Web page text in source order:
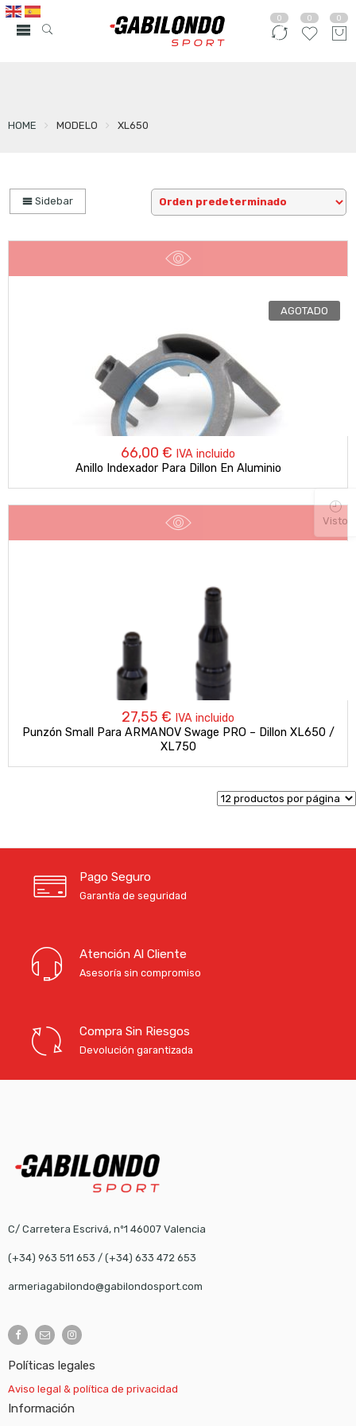
0 0 0
HOME MODELO XL650
Sidebar
AGOTADO
66,00 € IVA incluido
Anillo Indexador Para Dillon En Aluminio
27,55 € IVA incluido
Punzón Small Para ARMANOV Swage PRO – Dillon XL650 /
XL750
Pago Seguro
Garantía de seguridad
Atención Al Cliente
Asesoría sin compromiso
Compra Sin Riesgos
Devolución garantizada
C/ Carretera Escrivá, nº1 46007 Valencia
(+34) 963 511 653 / (+34) 633 472 653
armeriagabilondo@gabilondosport.com
Políticas legales
Aviso legal & política de privacidad
Información
Visto